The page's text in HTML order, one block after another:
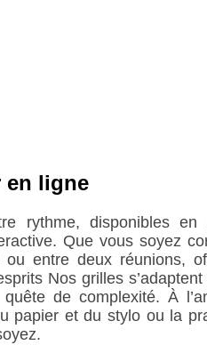
en ligne
rythme, disponibles
Que vous soyez
entre deux réunions,
Nos grilles
de complexité. À
papier et du stylo ou la